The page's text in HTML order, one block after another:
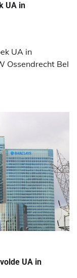
UA in
UA in
Ossendrecht Bel
UA in